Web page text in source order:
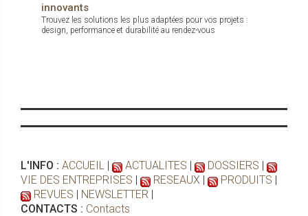
innovants
Trouvez les solutions les plus adaptées pour vos projets :
design, performance et durabilité au rendez-vous
L'INFO : ACCUEIL | ACTUALITES | DOSSIERS |
VIE DES ENTREPRISES | RESEAUX | PRODUITS |
REVUES | NEWSLETTER |
CONTACTS : Contacts